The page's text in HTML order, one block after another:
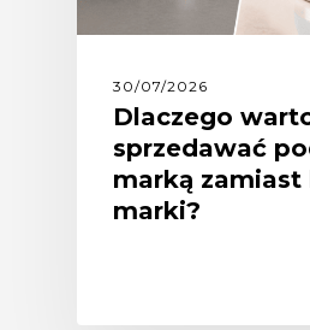
30/07/2026
Dlaczego
sprzedawać
marką zamiast
marki?